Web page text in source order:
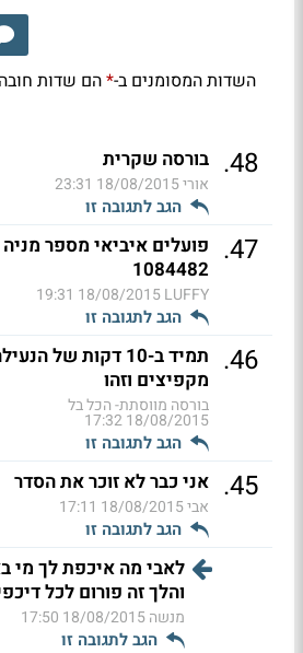
השדות המסומנים ב-*הם שדות חובה
48
. בורסה שקרית
אורי18/08/2015 23:31
הגב לתגובה זו
47
.
פועלים איביאי מספר מניה
1084482
LUFFY
18/08/2015 19:31
הגב לתגובה זו
46
.
תמיד ב-10 דקות של
מקפיצים וזהו
בורסה מווסתת- הכל בל
18/08/2015 17:32
הגב לתגובה זו
45
. אני כבר לא זוכר את הסדר
אבי18/08/2015 17:11
הגב לתגובה זו
לאבי מה איכפת לך מי
והלך זה פורום לכל
מנשה18/08/2015 17:50
הגב לתגובה זו